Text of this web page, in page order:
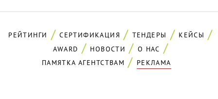
РЕЙТИНГИ СЕРТИФИКАЦИЯ ТЕНДЕРЫ
КЕЙСЫ
AWARD
НОВОСТИ
О НАС
ПАМЯТКА АГЕНТСТВАМ
РЕКЛАМА